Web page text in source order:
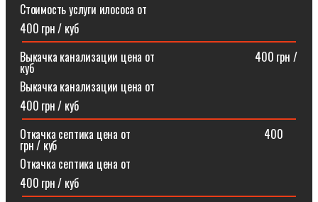
Стоимость услуги илососа от
400 грн / куб
Выкачка канализации цена от⠀⠀⠀⠀⠀⠀⠀⠀⠀⠀⠀⠀400 грн /
куб
Выкачка канализации цена от
400 грн / куб
Откачка септика цена от⠀⠀⠀⠀⠀⠀⠀⠀⠀⠀⠀⠀⠀⠀⠀⠀400
грн / куб
Откачка септика цена от
400 грн / куб